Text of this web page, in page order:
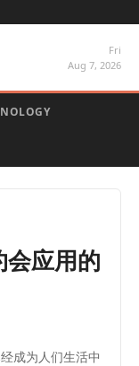
Fri
Aug 7, 2026
应用的
成为人们生活中